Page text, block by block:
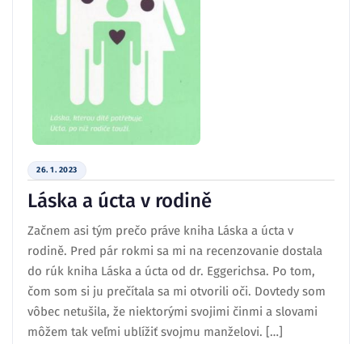
26. 1. 2023
Láska a úcta v rodině
Začnem asi tým prečo práve kniha Láska a úcta v
rodině. Pred pár rokmi sa mi na recenzovanie dostala
do rúk kniha Láska a úcta od dr. Eggerichsa. Po tom,
čom som si ju prečítala sa mi otvorili oči. Dovtedy som
vôbec netušila, že niektorými svojimi činmi a slovami
môžem tak veľmi ublížiť svojmu manželovi. […]